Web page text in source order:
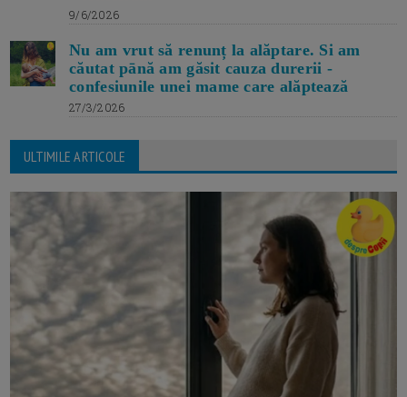
9/6/2026
Nu am vrut să renunț la alăptare. Si am
căutat pānă am găsit cauza durerii -
confesiunile unei mame care alăptează
27/3/2026
ULTIMILE ARTICOLE